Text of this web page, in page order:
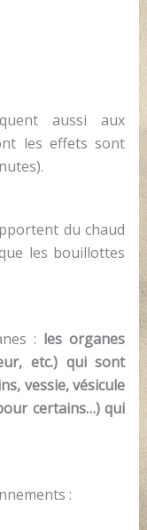
aussi aux
les effets sont
du chaud
les bouillottes
: les organes
etc.) qui sont
vessie, vésicule
certains…) qui
: